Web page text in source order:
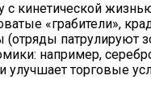
с кинетической
«грабители»,
патрулируют
например,
торговые